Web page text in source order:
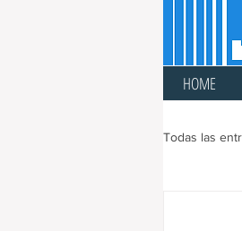
HOME
Todas las